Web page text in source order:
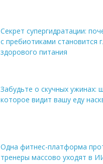
Секрет супергидратации:
с пребиотиками становится
здорового питания
Забудьте о скучных ужинах:
которое видит вашу еду
Одна фитнес-платформа
тренеры массово уходят в